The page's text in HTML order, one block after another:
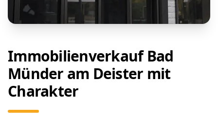
Immobilienverkauf Bad
Münder am Deister mit
Charakter